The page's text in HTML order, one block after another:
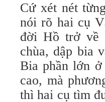
Cứ xét nét
nói rõ hai cụ
đời Hồ trở về
chùa, dập bia
Bia phần lớn
cao, mà
thì hai cụ tìm